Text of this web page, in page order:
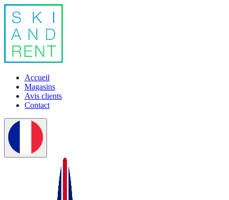
Accueil
Magasins
Avis clients
Contact